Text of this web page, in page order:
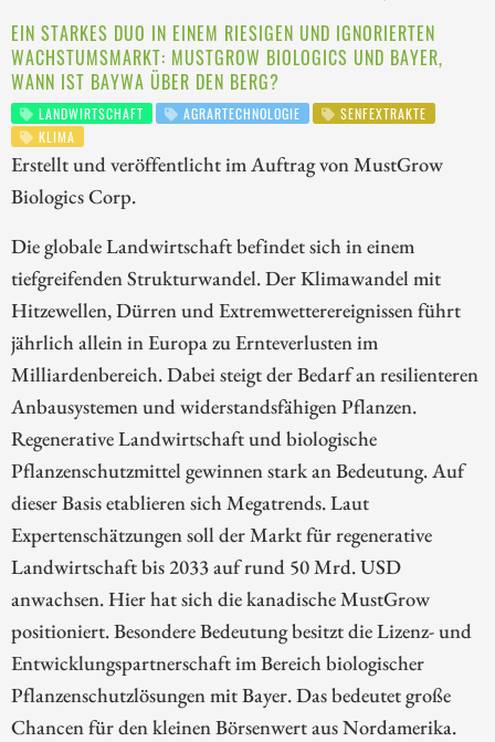
EIN STARKES DUO IN EINEM RIESIGEN UND IGNORIERTEN
WACHSTUMSMARKT: MUSTGROW BIOLOGICS UND BAYER,
WANN IST BAYWA ÜBER DEN BERG?
LANDWIRTSCHAFT AGRARTECHNOLOGIE
SENFEXTRAKTE
KLIMA
Erstellt und veröffentlicht im Auftrag von MustGrow
Biologics Corp.
Die globale Landwirtschaft befindet sich in einem
tiefgreifenden Strukturwandel. Der Klimawandel mit
Hitzewellen, Dürren und Extremwetterereignissen führt
jährlich allein in Europa zu Ernteverlusten im
Milliardenbereich. Dabei steigt der Bedarf an resilienteren
Anbausystemen und widerstandsfähigen Pflanzen.
Regenerative Landwirtschaft und biologische
Pflanzenschutzmittel gewinnen stark an Bedeutung. Auf
dieser Basis etablieren sich Megatrends. Laut
Expertenschätzungen soll der Markt für regenerative
Landwirtschaft bis 2033 auf rund 50 Mrd. USD
anwachsen. Hier hat sich die kanadische MustGrow
positioniert. Besondere Bedeutung besitzt die Lizenz- und
Entwicklungspartnerschaft im Bereich biologischer
Pflanzenschutzlösungen mit Bayer. Das bedeutet große
Chancen für den kleinen Börsenwert aus Nordamerika.